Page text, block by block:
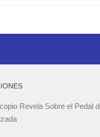
Revela Sobre el Pedal